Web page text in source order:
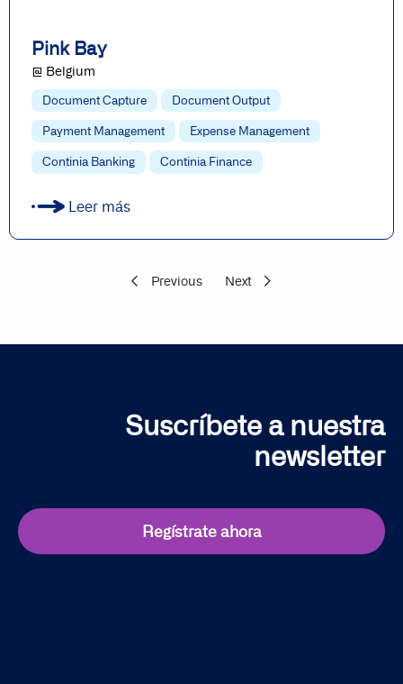
Pink Bay
@ Belgium
Document Capture Document Output
Payment Management Expense Management
Continia Banking Continia Finance
Leer más
Previous Next
Suscríbete a nuestra
newsletter
Regístrate ahora